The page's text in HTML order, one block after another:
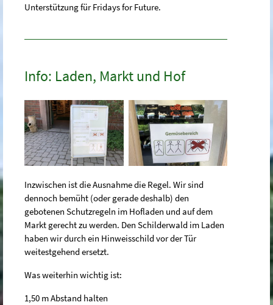
Unterstützung für Fridays for Future.
Info: Laden, Markt und Hof
Inzwischen ist die Ausnahme die Regel. Wir sind
dennoch bemüht (oder gerade deshalb) den
gebotenen Schutzregeln im Hofladen und auf dem
Markt gerecht zu werden. Den Schilderwald im Laden
haben wir durch ein Hinweisschild vor der Tür
weitestgehend ersetzt.
Was weiterhin wichtig ist:
1,50 m Abstand halten